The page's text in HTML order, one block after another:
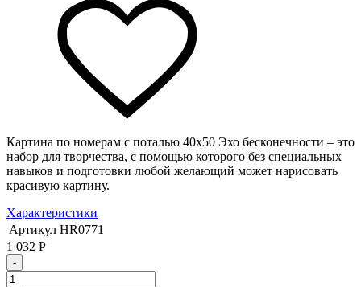
Картина по номерам с поталью 40х50 Эхо бесконечности – это
набор для творчества, с помощью которого без специальных
навыков и подготовки любой желающий может нарисовать
красивую картину.
Характеристики
Артикул HR0771
1 032 Р
-